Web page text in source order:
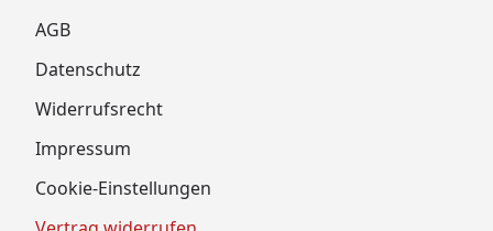
AGB
Datenschutz
Widerrufsrecht
Impressum
Cookie-Einstellungen